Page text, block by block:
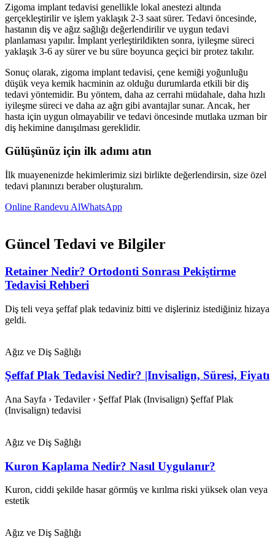
Zigoma implant tedavisi genellikle lokal anestezi altında
gerçekleştirilir ve işlem yaklaşık 2-3 saat sürer. Tedavi öncesinde,
hastanın diş ve ağız sağlığı değerlendirilir ve uygun tedavi
planlaması yapılır. İmplant yerleştirildikten sonra, iyileşme süreci
yaklaşık 3-6 ay sürer ve bu süre boyunca geçici bir protez takılır.
Sonuç olarak, zigoma implant tedavisi, çene kemiği yoğunluğu
düşük veya kemik hacminin az olduğu durumlarda etkili bir diş
tedavi yöntemidir. Bu yöntem, daha az cerrahi müdahale, daha hızlı
iyileşme süreci ve daha az ağrı gibi avantajlar sunar. Ancak, her
hasta için uygun olmayabilir ve tedavi öncesinde mutlaka uzman bir
diş hekimine danışılması gereklidir.
Gülüşünüz için ilk adımı atın
İlk muayenenizde hekimlerimiz sizi birlikte değerlendirsin, size özel
tedavi planınızı beraber oluşturalım.
Online Randevu AlWhatsApp
Güncel Tedavi ve Bilgiler
Retainer Nedir? Ortodonti Sonrası Pekiştirme
Tedavisi Rehberi
Diş teli veya şeffaf plak tedaviniz bitti ve dişleriniz istediğiniz hizaya
geldi.
Ağız ve Diş Sağlığı
Şeffaf Plak Tedavisi Nedir? |Invisalign, Süresi, Fiyatı
Ana Sayfa › Tedaviler › Şeffaf Plak (Invisalign) Şeffaf Plak
(Invisalign) tedavisi
Ağız ve Diş Sağlığı
Kuron Kaplama Nedir? Nasıl Uygulanır?
Kuron, ciddi şekilde hasar görmüş ve kırılma riski yüksek olan veya
estetik
Ağız ve Diş Sağlığı